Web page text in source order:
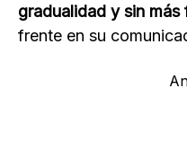
gradualidad y sin más
frente en su